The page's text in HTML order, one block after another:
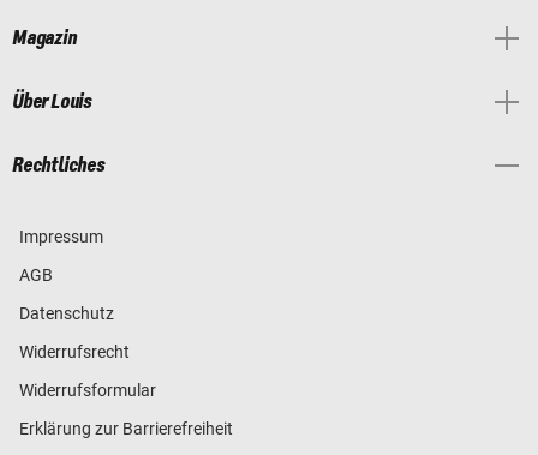
Magazin
Über Louis
Rechtliches
Impressum
AGB
Datenschutz
Widerrufsrecht
Widerrufsformular
Erklärung zur Barrierefreiheit